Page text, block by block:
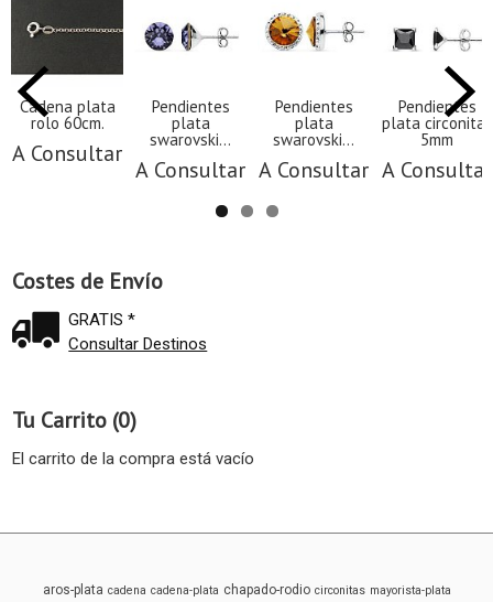
Costes de Envío
GRATIS *
Consultar Destinos
Tu Carrito (0)
El carrito de la compra está vacío
Cadena plata
rolo 60cm.
A Consultar
Pendientes
plata
swarovski...
A Consultar
Pendientes
plata
swarovski...
A Consultar
Pendientes
plata circonitas
5mm
A Consultar
aros-plata cadena cadena-plata chapado-rodio circonitas mayorista-plata